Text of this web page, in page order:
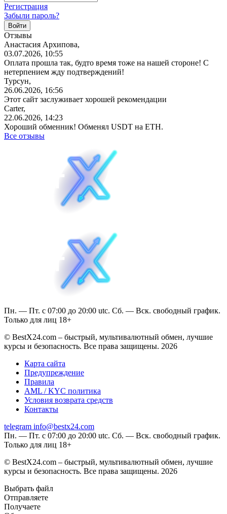
Регистрация
Забыли пароль?
Отзывы
Анастасия Архипова,
03.07.2026, 10:55
Оплата прошла так, будто время тоже на нашей стороне! С
нетерпением жду подтверждений!
Турсун,
26.06.2026, 16:56
Этот сайт заслуживает хорошей рекомендации
Carter,
22.06.2026, 14:23
Хороший обменник! Обменял USDT на ETH.
Все отзывы
Пн. — Пт. с 07:00 до 20:00 utc. Сб. — Вск. свободный график.
Только для лиц 18+
© BestX24.com – быстрый, мультивалютный обмен, лучшие
курсы и безопасность. Все права защищены. 2026
Карта сайта
Предупреждение
Правила
AML / KYC политика
Условия возврата средств
Контакты
telegram info@bestx24.com
Пн. — Пт. с 07:00 до 20:00 utc. Сб. — Вск. свободный график.
Только для лиц 18+
© BestX24.com – быстрый, мультивалютный обмен, лучшие
курсы и безопасность. Все права защищены. 2026
Выбрать файл
Отправляете
Получаете